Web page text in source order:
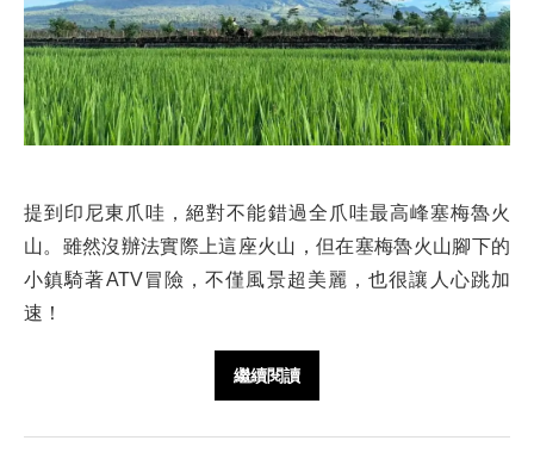
提到印尼東爪哇，絕對不能錯過全爪哇最高峰塞梅魯火
山。雖然沒辦法實際上這座火山，但在塞梅魯火山腳下的
小鎮騎著ATV冒險，不僅風景超美麗，也很讓人心跳加
速！
繼續閱讀